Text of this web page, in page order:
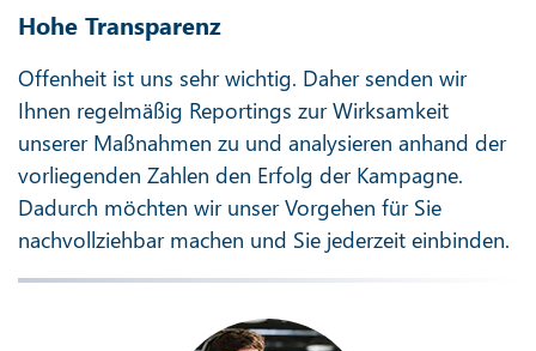
Hohe Transparenz
Offenheit ist uns sehr wichtig. Daher senden wir
Ihnen regelmäßig Reportings zur Wirksamkeit
unserer Maßnahmen zu und analysieren anhand der
vorliegenden Zahlen den Erfolg der Kampagne.
Dadurch möchten wir unser Vorgehen für Sie
nachvollziehbar machen und Sie jederzeit einbinden.